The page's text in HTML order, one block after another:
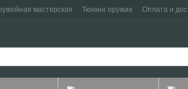
мастерская Тюнинг оружия Оплата и